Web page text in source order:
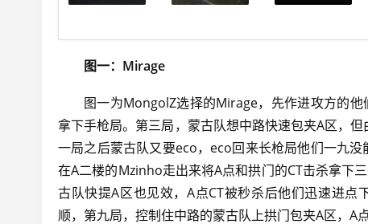
图一：Mirage
图一为MongolZ选择的Mirage，先作进攻方的
拿下手枪局。第三局，蒙古队想中路快速包夹A区，
一局之后蒙古队又要eco，eco回来长枪局他们一九
在A二楼的Mzinho走出来将A点和拱门的CT击杀拿下
古队快提A区也见效，A点CT被秒杀后他们迅速进
顺，第九局，控制住中路的蒙古队上拱门包夹A区，